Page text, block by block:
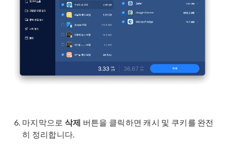
마지막으로 삭제 버튼을 클릭하면 캐시 및 쿠키를 완전
히 정리합니다.